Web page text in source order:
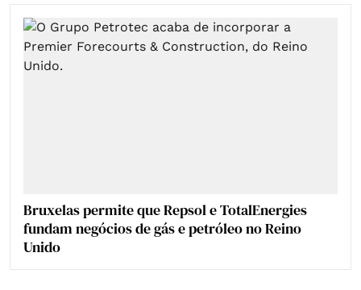
Bruxelas permite que Repsol e TotalEnergies
fundam negócios de gás e petróleo no Reino
Unido